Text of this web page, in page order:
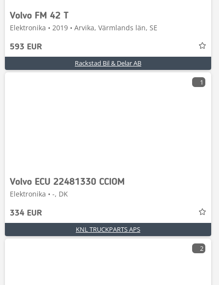
Volvo FM 42 T
Elektronika • 2019 • Arvika, Värmlands län, SE
593 EUR
Rackstad Bil & Delar AB
1
Volvo ECU 22481330 CCIOM
Elektronika • -, DK
334 EUR
KNL TRUCKPARTS APS
2